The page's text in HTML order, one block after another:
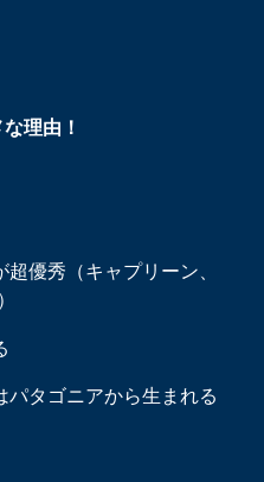
理由！
優秀（キャプリーン、
タゴニアから生まれる